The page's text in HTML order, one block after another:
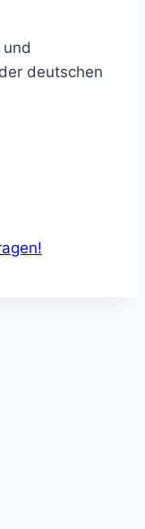
deutschen